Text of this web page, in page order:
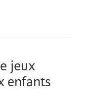
jeux
enfants